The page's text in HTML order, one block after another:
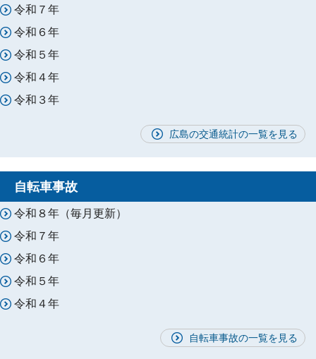
令和７年
令和６年
令和５年
令和４年
令和３年
広島の交通統計の一覧を見る
自転車事故
令和８年（毎月更新）
令和７年
令和６年
令和５年
令和４年
自転車事故の一覧を見る